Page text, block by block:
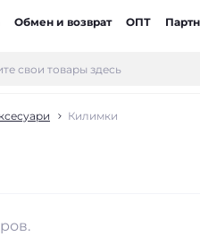
Обмен и возврат ОПТ
Килимки